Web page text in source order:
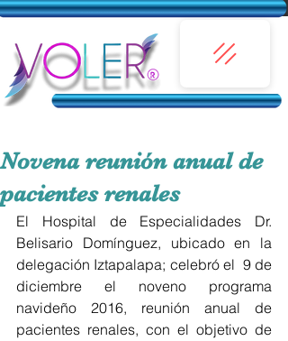
Novena reunión anual de
pacientes renales
El Hospital de Especialidades Dr.
Belisario Domínguez, ubicado en la
delegación Iztapalapa; celebró el  9 de
diciembre el noveno programa
navideño 2016, reunión anual de
pacientes renales, con el objetivo de